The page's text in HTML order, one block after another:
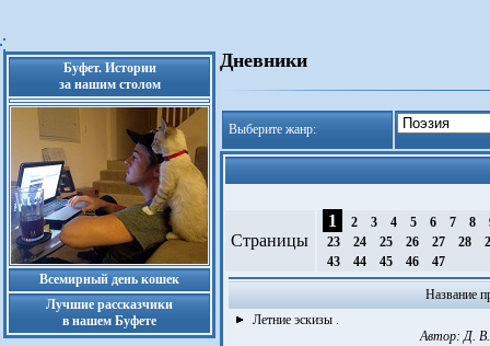
Буфет. Истории
за нашим столом
Всемирный день кошек
Лучшие рассказчики
в нашем Буфете
Дневники
Выберите жанр:
Страницы
1 2 3 4 5 6 7 8
23
24 25 26 27 28
43
44 45 46 47
Название
Летние эскизы .
Автор:Д.